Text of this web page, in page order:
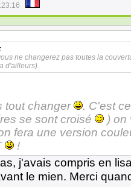
ne changerez pas toutes la
d'ailleurs).
tout changer
. C'est
se sont croisé
) on
fera une version
!
j'avais compris en
le mien. Merci